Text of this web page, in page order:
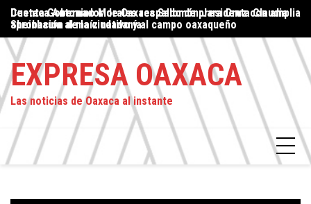
Skip
content
Destaca Antonino Morales respaldo de presidenta Claudia
Sheinbaum al maíz nativo y al campo oaxaqueño
Proteger el ejercicio del periodismo: un compromiso del
Estado, asegura Jesús Romero
EXPRESA OAXACA
Las noticias de Oaxaca al instante